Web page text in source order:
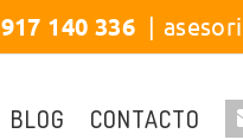
917 140 336 |
BLOG CONTACTO